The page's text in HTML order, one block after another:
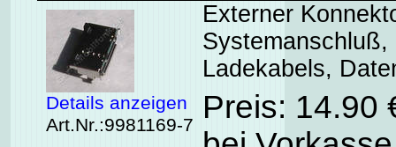
Details anzeigen
Art.Nr.:9981169-7
Externer
Ladekabels,
Preis: